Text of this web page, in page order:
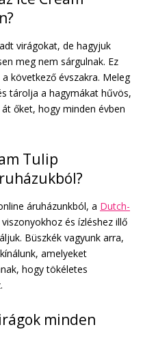
virágokat, de hagyjuk
meg nem sárgulnak. Ez
következő évszakra. Meleg
tárolja a hagymákat hűvös,
őket, hogy minden évben
Tulip
áruházunkból, a Dutch-
és ízléshez illő
Büszkék vagyunk arra,
amelyeket
hogy tökéletes
minden